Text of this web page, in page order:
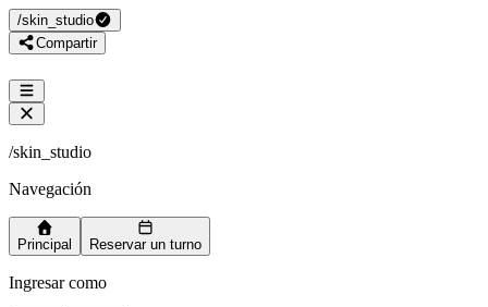
/skin_studio
Compartir
/skin_studio
Navegación
Principal Reservar un turno
Ingresar como